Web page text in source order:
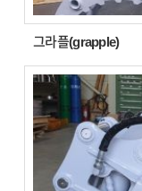
그라플(grapple)